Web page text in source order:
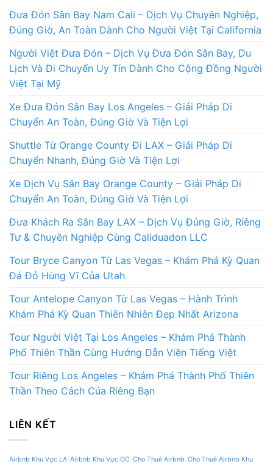
Đưa Đón Sân Bay Nam Cali – Dịch Vụ Chuyên Nghiệp,
Đúng Giờ, An Toàn Dành Cho Người Việt Tại California
Người Việt Đưa Đón – Dịch Vụ Đưa Đón Sân Bay, Du
Lịch Và Di Chuyển Uy Tín Dành Cho Cộng Đồng Người
Việt Tại Mỹ
Xe Đưa Đón Sân Bay Los Angeles – Giải Pháp Di
Chuyển An Toàn, Đúng Giờ Và Tiện Lợi
Shuttle Từ Orange County Đi LAX – Giải Pháp Di
Chuyển Nhanh, Đúng Giờ Và Tiện Lợi
Xe Dịch Vụ Sân Bay Orange County – Giải Pháp Di
Chuyển An Toàn, Đúng Giờ Và Tiện Lợi
Đưa Khách Ra Sân Bay LAX – Dịch Vụ Đúng Giờ, Riêng
Tư & Chuyên Nghiệp Cùng Caliduadon LLC
Tour Bryce Canyon Từ Las Vegas – Khám Phá Kỳ Quan
Đá Đỏ Hùng Vĩ Của Utah
Tour Antelope Canyon Từ Las Vegas – Hành Trình
Khám Phá Kỳ Quan Thiên Nhiên Đẹp Nhất Arizona
Tour Người Việt Tại Los Angeles – Khám Phá Thành
Phố Thiên Thần Cùng Hướng Dẫn Viên Tiếng Việt
Tour Riêng Los Angeles – Khám Phá Thành Phố Thiên
Thần Theo Cách Của Riêng Bạn
LIÊN KẾT
Airbnb Khu Vực LA Airbnb Khu Vực OC Cho Thuê Airbnb Cho Thuê Airbnb Khu